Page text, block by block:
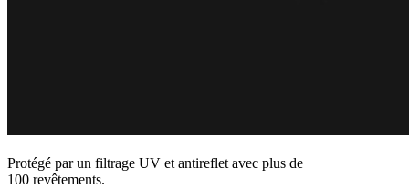
Protégé par un filtrage UV et antireflet avec plus de
100 revêtements.